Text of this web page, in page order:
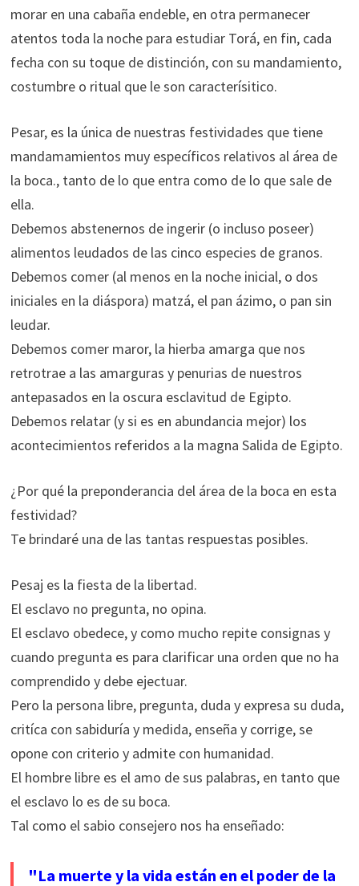
morar en una cabaña endeble, en otra permanecer
atentos toda la noche para estudiar Torá, en fin, cada
fecha con su toque de distinción, con su mandamiento,
costumbre o ritual que le son caracterísitico.
Pesar, es la única de nuestras festividades que tiene
mandamamientos muy específicos relativos al área de
la boca., tanto de lo que entra como de lo que sale de
ella.
Debemos abstenernos de ingerir (o incluso poseer)
alimentos leudados de las cinco especies de granos.
Debemos comer (al menos en la noche inicial, o dos
iniciales en la diáspora) matzá, el pan ázimo, o pan sin
leudar.
Debemos comer maror, la hierba amarga que nos
retrotrae a las amarguras y penurias de nuestros
antepasados en la oscura esclavitud de Egipto.
Debemos relatar (y si es en abundancia mejor) los
acontecimientos referidos a la magna Salida de Egipto.
¿Por qué la preponderancia del área de la boca en esta
festividad?
Te brindaré una de las tantas respuestas posibles.
Pesaj es la fiesta de la libertad.
El esclavo no pregunta, no opina.
El esclavo obedece, y como mucho repite consignas y
cuando pregunta es para clarificar una orden que no ha
comprendido y debe ejectuar.
Pero la persona libre, pregunta, duda y expresa su duda,
critíca con sabiduría y medida, enseña y corrige, se
opone con criterio y admite con humanidad.
El hombre libre es el amo de sus palabras, en tanto que
el esclavo lo es de su boca.
Tal como el sabio consejero nos ha enseñado:
"La muerte y la vida están en el poder de la